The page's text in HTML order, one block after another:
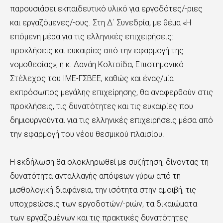
παρουσιάσει εκπαιδευτικό υλικό για εργοδότες/-ριες
και εργαζόμενες/-ους. Στη Δ΄ Συνεδρία, με θέμα «Η
επόμενη μέρα για τις ελληνικές επιχειρήσεις:
προκλήσεις και ευκαιρίες από την εφαρμογή της
νομοθεσίας», η κ. Δανάη Κολτσίδα, Επιστημονικό
Στέλεχος του ΙΜΕ-ΓΣΒΕΕ, καθώς και ένας/μία
εκπρόσωπος μεγάλης επιχείρησης, θα αναφερθούν στις
προκλήσεις, τις δυνατότητες και τις ευκαιρίες που
δημιουργούνται για τις ελληνικές επιχειρήσεις μέσα από
την εφαρμογή του νέου θεσμικού πλαισίου.
Η εκδήλωση θα ολοκληρωθεί με συζήτηση, δίνοντας τη
δυνατότητα ανταλλαγής απόψεων γύρω από τη
μισθολογική διαφάνεια, την ισότητα στην αμοιβή, τις
υποχρεώσεις των εργοδοτών/-ριών, τα δικαιώματα
των εργαζομένων και τις πρακτικές δυνατότητες